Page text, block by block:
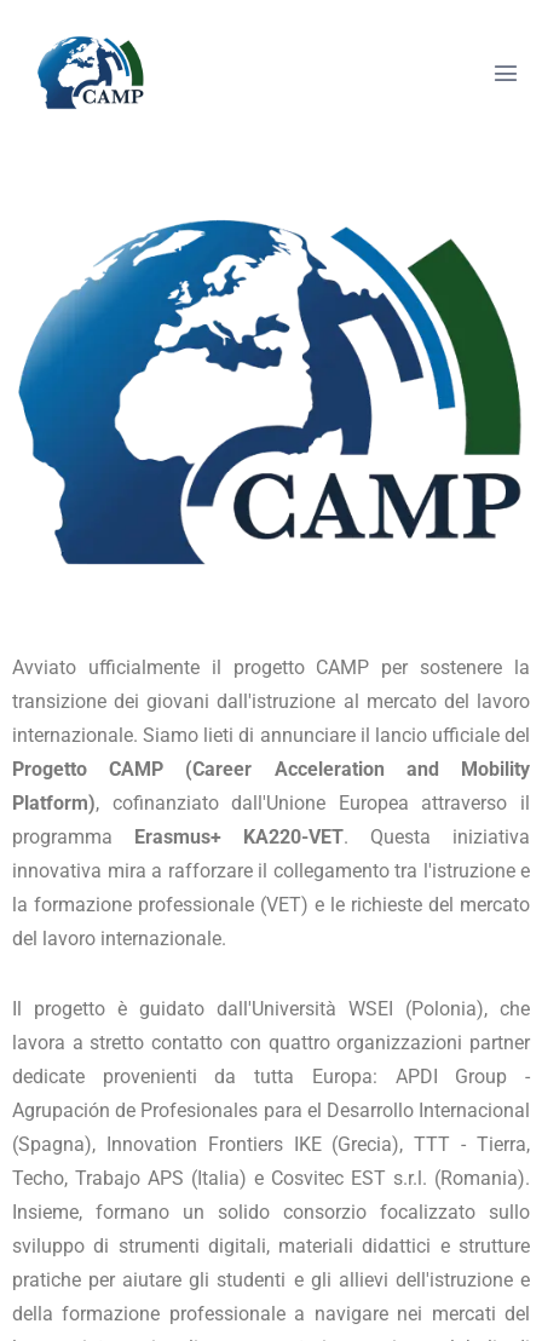
Avviato ufficialmente il progetto CAMP per sostenere la
transizione dei giovani dall'istruzione al mercato del lavoro
internazionale. Siamo lieti di annunciare il lancio ufficiale del
Progetto CAMP (Career Acceleration and Mobility
Platform), cofinanziato dall'Unione Europea attraverso il
programma Erasmus+ KA220-VET. Questa iniziativa
innovativa mira a rafforzare il collegamento tra l'istruzione e
la formazione professionale (VET) e le richieste del mercato
del lavoro internazionale.
Il progetto è guidato dall'Università WSEI (Polonia), che
lavora a stretto contatto con quattro organizzazioni partner
dedicate provenienti da tutta Europa: APDI Group -
Agrupación de Profesionales para el Desarrollo Internacional
(Spagna), Innovation Frontiers IKE (Grecia), TTT - Tierra,
Techo, Trabajo APS (Italia) e Cosvitec EST s.r.l. (Romania).
Insieme, formano un solido consorzio focalizzato sullo
sviluppo di strumenti digitali, materiali didattici e strutture
pratiche per aiutare gli studenti e gli allievi dell'istruzione e
della formazione professionale a navigare nei mercati del